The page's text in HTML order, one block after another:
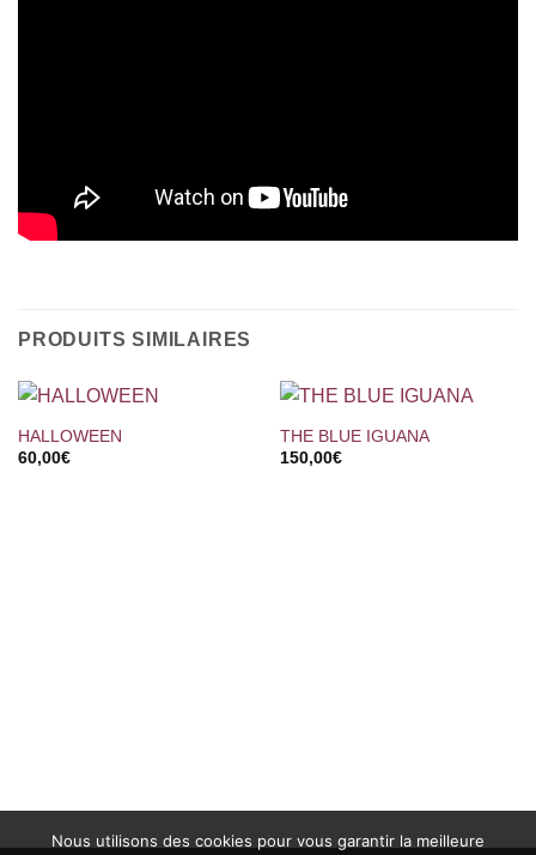
PRODUITS SIMILAIRES
HALLOWEEN
60,00€
THE BLUE IGUANA
150,00€
Nous utilisons des cookies pour vous garantir la meilleure